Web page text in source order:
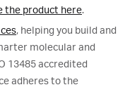
the product here.
, helping you build and
molecular and
13485 accredited
adheres to the